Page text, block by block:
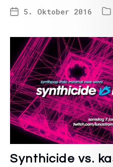
5. Oktober 2016
Synthicide vs.